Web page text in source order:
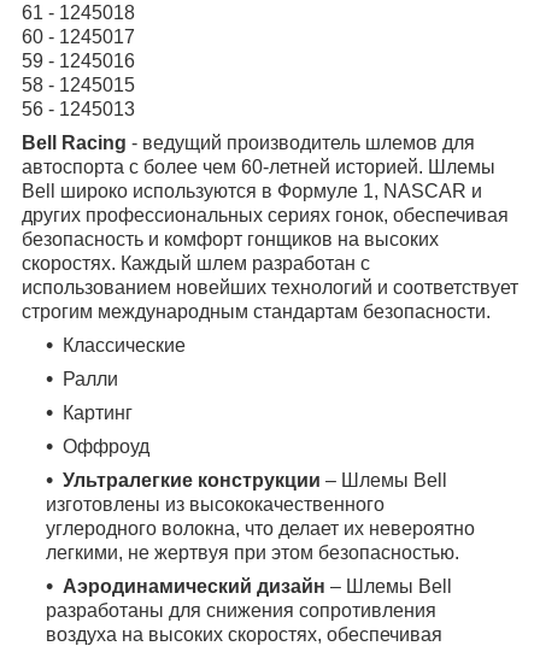
61 - 1245018
60 - 1245017
59 - 1245016
58 - 1245015
56 - 1245013
Bell Racing - ведущий производитель шлемов для
автоспорта с более чем 60-летней историей. Шлемы
Bell широко используются в Формуле 1, NASCAR и
других профессиональных сериях гонок, обеспечивая
безопасность и комфорт гонщиков на высоких
скоростях. Каждый шлем разработан с
использованием новейших технологий и соответствует
строгим международным стандартам безопасности.
Классические
Ралли
Картинг
Оффроуд
Ультралегкие конструкции – Шлемы Bell
изготовлены из высококачественного
углеродного волокна, что делает их невероятно
легкими, не жертвуя при этом безопасностью.
Аэродинамический дизайн – Шлемы Bell
разработаны для снижения сопротивления
воздуха на высоких скоростях, обеспечивая